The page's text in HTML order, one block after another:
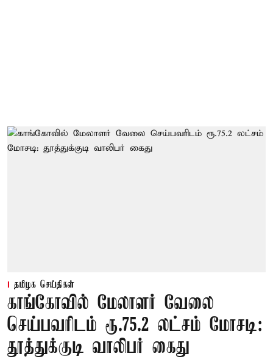
தமிழக செய்திகள்
காங்கோவில் மேலாளர் வேலை
செய்பவரிடம் ரூ.75.2 லட்சம் மோசடி:
தூத்துக்குடி வாலிபர் கைது